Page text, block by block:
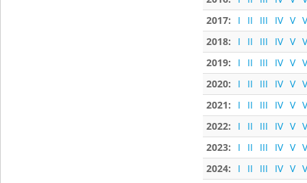
2017:
I II III IV V
2018:
I II III IV V
2019:
I II III IV V
2020:
I II III IV V
2021:
I II III IV V
2022:
I II III IV V
2023:
I II III IV V
2024:
I II III IV V